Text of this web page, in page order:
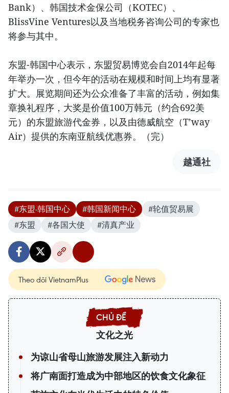
Bank）、韩国技术金保公司（KOTEC）、
BlissVine Ventures以及当地税务咨询公司的专家也
将参与其中。
东盟-韩国中心表示，东盟贸易博览会自2014年起每
年举办一次，但今年的活动在规模和时间上均有显著
扩大。展览期间还为公众准备了丰富的活动，例如集
章换礼程序，大奖是价值100万韩元（约合692美
元）的东盟旅游代金券，以及由德威航空（T’way
Air）提供的东南亚航线优惠券。（完）
越通社
#东盟-韩国中心 #韩国新闻中心
#轮值贸易展
#东盟
#各国大使 #清真产业
Theo dõi VietnamPlus
文化之光
为谅山省母山旅游发展注入新动力
将广南面打造成为中部地区的饮食文化象征